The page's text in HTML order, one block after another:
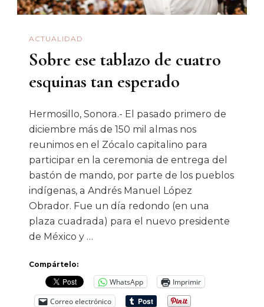
Para
ACTUALIDAD
Sobre ese tablazo de cuatro
esquinas tan esperado
Hermosillo, Sonora.- El pasado primero de
diciembre más de 150 mil almas nos
reunimos en el Zócalo capitalino para
participar en la ceremonia de entrega del
bastón de mando, por parte de los pueblos
indígenas, a Andrés Manuel López
Obrador. Fue un día redondo (en una
plaza cuadrada) para el nuevo presidente
de México y …
Compártelo:
WhatsApp
Imprimir
Correo electrónico